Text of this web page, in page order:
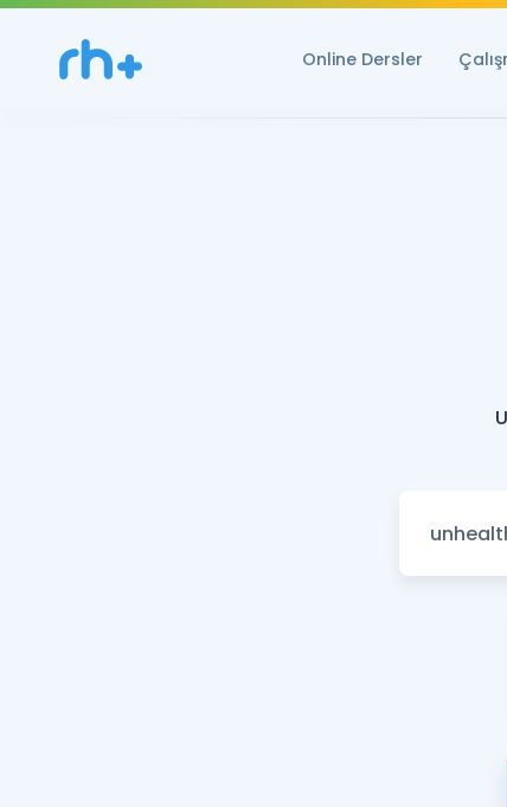
Online Dersler